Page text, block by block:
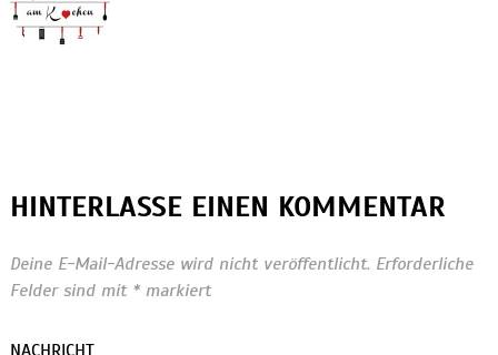
HINTERLASSE EINEN KOMMENTAR
Deine E-Mail-Adresse wird nicht veröffentlicht. Erforderliche
Felder sind mit *markiert